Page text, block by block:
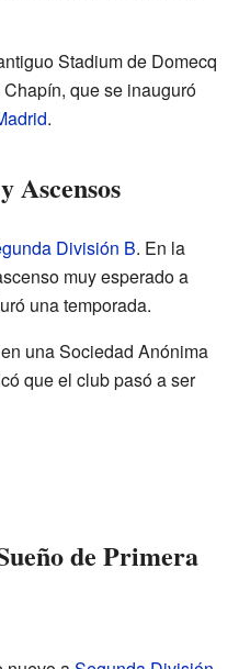
Stadium de Domecq
que se inauguró
.
Ascensos
División B. En la
muy esperado a
una temporada.
una Sociedad Anónima
que el club pasó a ser
de Primera